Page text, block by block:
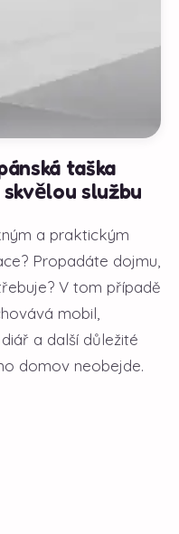
taška
službu
a praktickým
Propadáte dojmu,
V tom případě
mobil,
a další důležité
domov neobejde.